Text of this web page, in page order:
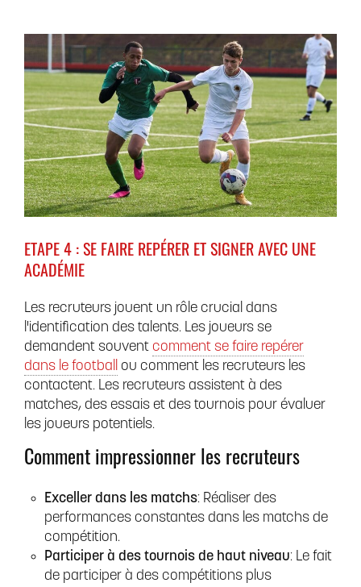
ETAPE 4 : SE FAIRE REPÉRER ET SIGNER AVEC UNE
ACADÉMIE
Les recruteurs jouent un rôle crucial dans
l'identification des talents. Les joueurs se
demandent souvent comment se faire repérer
dans le football ou comment les recruteurs les
contactent. Les recruteurs assistent à des
matches, des essais et des tournois pour évaluer
les joueurs potentiels.
Comment impressionner les recruteurs
Exceller dans les matchs: Réaliser des
performances constantes dans les matchs de
compétition.
Participer à des tournois de haut niveau: Le fait
de participer à des compétitions plus